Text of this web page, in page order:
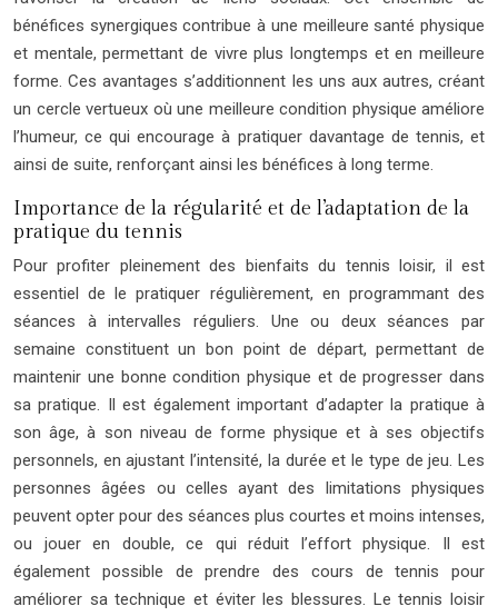
bénéfices synergiques contribue à une meilleure santé physique
et mentale, permettant de vivre plus longtemps et en meilleure
forme. Ces avantages s’additionnent les uns aux autres, créant
un cercle vertueux où une meilleure condition physique améliore
l’humeur, ce qui encourage à pratiquer davantage de tennis, et
ainsi de suite, renforçant ainsi les bénéfices à long terme.
Importance de la régularité et de l’adaptation de la
pratique du tennis
Pour profiter pleinement des bienfaits du tennis loisir, il est
essentiel de le pratiquer régulièrement, en programmant des
séances à intervalles réguliers. Une ou deux séances par
semaine constituent un bon point de départ, permettant de
maintenir une bonne condition physique et de progresser dans
sa pratique. Il est également important d’adapter la pratique à
son âge, à son niveau de forme physique et à ses objectifs
personnels, en ajustant l’intensité, la durée et le type de jeu. Les
personnes âgées ou celles ayant des limitations physiques
peuvent opter pour des séances plus courtes et moins intenses,
ou jouer en double, ce qui réduit l’effort physique. Il est
également possible de prendre des cours de tennis pour
améliorer sa technique et éviter les blessures. Le tennis loisir